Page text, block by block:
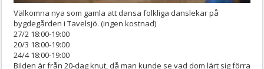
Välkomna nya som gamla att dansa folkliga danslekar på
bygdegården i Tavelsjö. (ingen kostnad)
27/2 18:00-19:00
20/3 18:00-19:00
24/4 18:00-19:00
Bilden är från 20-dag knut, då man kunde se vad dom lärt sig förra